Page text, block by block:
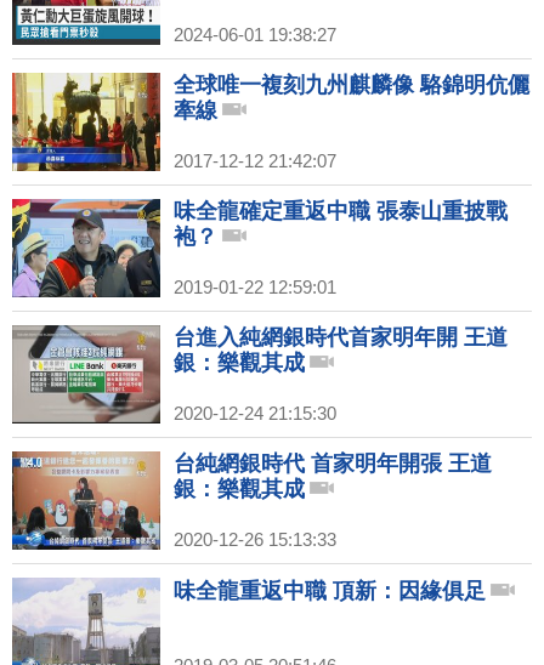
2024-06-01 19:38:27
全球唯一複刻九州麒麟像 駱錦明伉儷
牽線
2017-12-12 21:42:07
味全龍確定重返中職 張泰山重披戰
袍？
2019-01-22 12:59:01
台進入純網銀時代首家明年開 王道
銀：樂觀其成
2020-12-24 21:15:30
台純網銀時代 首家明年開張 王道
銀：樂觀其成
2020-12-26 15:13:33
味全龍重返中職 頂新：因緣俱足